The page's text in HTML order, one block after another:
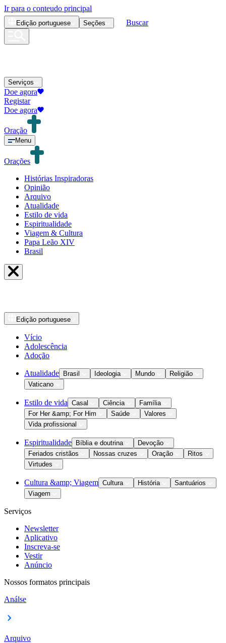
Ir para o conteudo principal
Edição portuguese Seções Buscar
Serviços
Doe agora
Registar
Doe agora
Oração
Menu
Orações
Histórias Inspiradoras
Opinião
Arquivo
Atualidade
Estilo de vida
Espiritualidade
Viagem & Cultura
Papa Leão XIV
Brasil
Edição portuguese
Vício
Adolescência
Adoção
Atualidade Brasil Ideologia Mundo
Religião
Vaticano
Estilo de vida Casal Ciência
Família
For Her &amp; For Him
Saúde
Valores
Vida profissional
Espiritualidade Bíblia e doutrina
Devoção
Feriados cristãos
Nossas cruzes Oração
Ritos
Virtudes
Cultura &amp; Viagem Cultura História
Santuários
Viagem
Serviços
Newsletter
Aplicativo
Inscreva-se
Vestir
Anúncio
Nossos formatos principais
Análse
Arquivo